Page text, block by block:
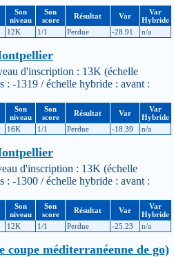
Son
niveau
Son
score
Résultat Var
Var
Hybride
12K 1/1 Perdue -28.91 n/a
d'inscription : 13K (échelle
: -1319 / échelle hybride : avant :
Son
niveau
Son
score
Résultat Var
Var
Hybride
16K 1/1 Perdue -18.39 n/a
d'inscription : 13K (échelle
: -1300 / échelle hybride : avant :
Son
niveau
Son
score
Résultat Var
Var
Hybride
12K 1/1 Perdue -25.23 n/a
méditerranéenne de go)